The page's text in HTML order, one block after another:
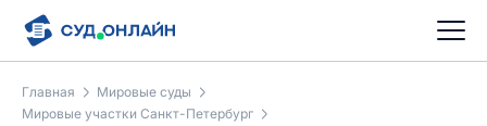
Главная
Мировые суды
Мировые участки Санкт-Петербург